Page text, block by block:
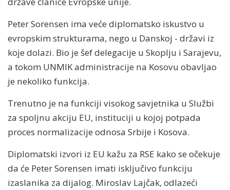
Peter Sorensen ima veće diplomatsko iskustvo u
evropskim strukturama, nego u Danskoj - državi iz
koje dolazi. Bio je šef delegacije u Skoplju i Sarajevu,
a tokom UNMIK administracije na Kosovu obavljao
je nekoliko funkcija.
Trenutno je na funkciji visokog savjetnika u Službi
za spoljnu akciju EU, instituciji u kojoj potpada
proces normalizacije odnosa Srbije i Kosova.
Diplomatski izvori iz EU kažu za RSE kako se očekuje
da će Peter Sorensen imati isključivo funkciju
izaslanika za dijalog. Miroslav Lajčak, odlazeći